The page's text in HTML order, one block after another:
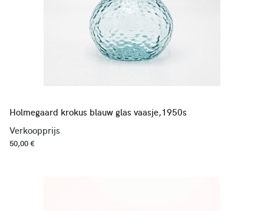
Holmegaard krokus blauw glas vaasje,1950s
Verkoopprijs
50,00 €